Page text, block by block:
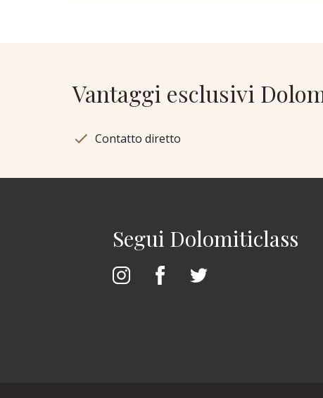
Vantaggi esclusivi
Contatto diretto
Segui Dolomiticlass